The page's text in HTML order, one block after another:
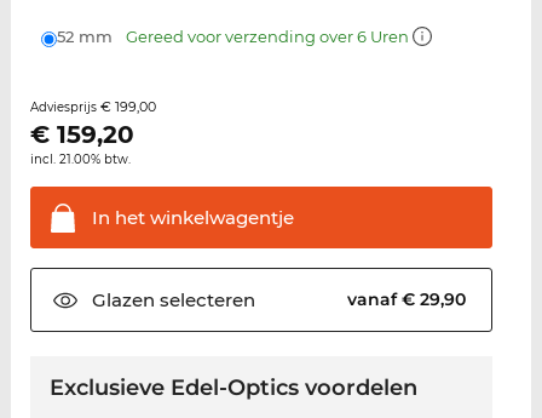
52 mm Gereed voor verzending over 6 Uren
Adviesprijs € 199,00
€ 159,20
incl. 21.00% btw.
In hetwinkelwagentje
Glazen selecteren vanaf € 29,90
Exclusieve Edel-Optics voordelen